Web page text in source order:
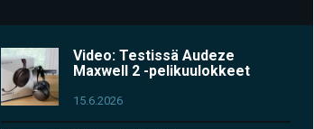
Video: Testissä Audeze
Maxwell 2 -pelikuulokkeet
15.6.2026